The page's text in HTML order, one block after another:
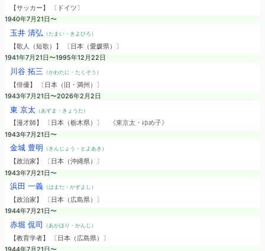
【サッカー】 〔ドイツ〕
1940年7月21日〜
玉井 清弘 （たまい・きよひろ）
【歌人（短歌）】 〔日本（愛媛県）〕
1941年7月21日〜1995年12月22日
川谷 拓三 （かわたに・たくぞう）
【俳優】 〔日本（旧・満州）〕
1943年7月21日〜2026年2月2日
東 京太（あずま・きょうた）
【漫才師】 〔日本（栃木県）〕
《東京太・ゆめ子》
1943年7月21日〜
金城 豊明 （きんじょう・とよあき）
【政治家】 〔日本（沖縄県）〕
1943年7月21日〜
浜田 一義（はまだ・かずよし）
【政治家】 〔日本（広島県）〕
1944年7月21日〜
赤堀 侃司 （あかほり・かんじ）
【教育学者】 〔日本（広島県）〕